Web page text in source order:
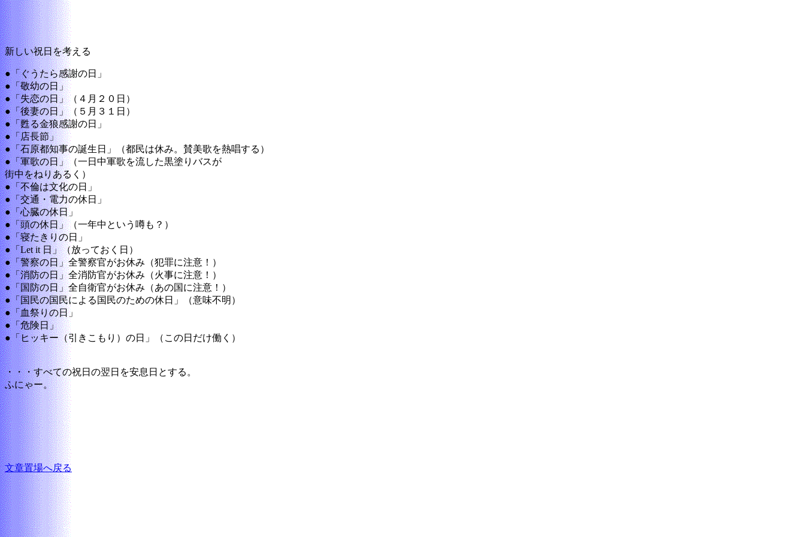
新しい祝日を考える
●「ぐうたら感謝の日」
●「敬幼の日」
●「失恋の日」（４月２０日）
●「後妻の日」（５月３１日）
●「甦る金狼感謝の日」
●「店長節」
●「石原都知事の誕生日」（都民は休み。賛美歌を熱唱する）
●「軍歌の日」（一日中軍歌を流した黒塗りバスが
街中をねりあるく）
●「不倫は文化の日」
●「交通・電力の休日」
●「心臓の休日」
●「頭の休日」（一年中という噂も？）
●「寝たきりの日」
●「Let it 日」（放っておく日）
●「警察の日」全警察官がお休み（犯罪に注意！）
●「消防の日」全消防官がお休み（火事に注意！）
●「国防の日」全自衛官がお休み（あの国に注意！）
●「国民の国民による国民のための休日」（意味不明）
●「血祭りの日」
●「危険日」
●「ヒッキー（引きこもり）の日」（この日だけ働く）
・・・すべての祝日の翌日を安息日とする。
ふにゃー。
文章置場へ戻る